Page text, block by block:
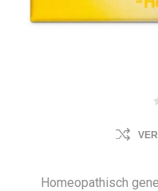
Homeopathisch